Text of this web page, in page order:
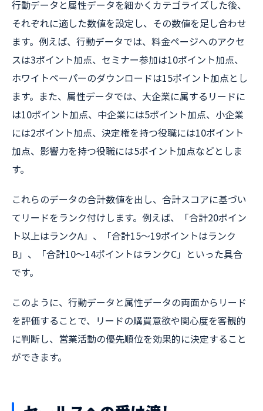
行動データと属性データを細かくカテゴライズした後、
それぞれに適した数値を設定し、その数値を足し合わせ
ます。例えば、行動データでは、料金ページへのアクセ
スは3ポイント加点、セミナー参加は10ポイント加点、
ホワイトペーパーのダウンロードは15ポイント加点とし
ます。また、属性データでは、大企業に属するリードに
は10ポイント加点、中企業には5ポイント加点、小企業
には2ポイント加点、決定権を持つ役職には10ポイント
加点、影響力を持つ役職には5ポイント加点などとしま
す。
これらのデータの合計数値を出し、合計スコアに基づい
てリードをランク付けします。例えば、「合計20ポイン
ト以上はランクA」、「合計15〜19ポイントはランク
B」、「合計10〜14ポイントはランクC」といった具合
です。
このように、行動データと属性データの両面からリード
を評価することで、リードの購買意欲や関心度を客観的
に判断し、営業活動の優先順位を効果的に決定すること
ができます。